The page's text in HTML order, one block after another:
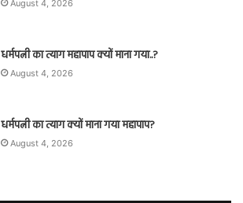
August 4, 2026
धर्मपत्नी का त्याग महापाप क्यों माना गया..?
August 4, 2026
धर्मपत्नी का त्याग क्यों माना गया महापाप?
August 4, 2026